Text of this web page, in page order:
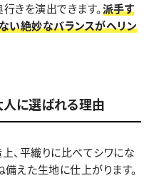
きを演出できます。派手す
い絶妙なバランスがヘリン
人に選ばれる理由
、平織りに比べてシワにな
備えた生地に仕上がります。